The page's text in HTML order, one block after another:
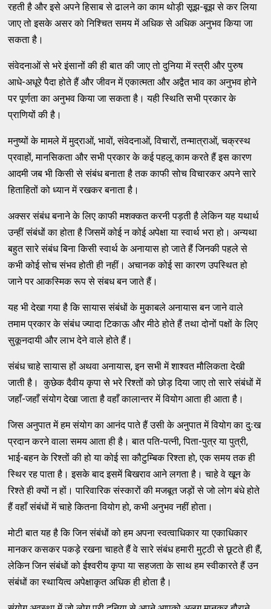
रहती है और इसे अपने हिसाब से ढालने का काम थोड़ी सूझ-बूझ से कर लिया
जाए तो इसके असर को निश्चित समय में अधिक से अधिक अनुभव किया जा
सकता है।
संवेदनाओं से भरे इंसानों की ही बात की जाए तो दुनिया में स्त्री और पुरुष
आधे-अधूरे पैदा होते हैं और जीवन में एकात्मता और अद्वैत भाव का अनुभव होने
पर पूर्णता का अनुभव किया जा सकता है। यही स्थिति सभी प्रकार के
प्राणियों की है।
मनुष्यों के मामले में मुद्राओं, भावों, संवेदनाओं, विचारों, तन्मात्राओं, चक्रस्थ
प्रवाहों, मानसिकता और सभी प्रकार के कई पहलू काम करते हैं इस कारण
आदमी जब भी किसी से संबंध बनाता है तक काफी सोच विचारकर अपने सारे
हिताहितों को ध्यान में रखकर बनाता है।
अक्सर संबंध बनाने के लिए काफी मशक्कत करनी पड़ती है लेकिन यह यथार्थ
उन्हीं संबंधों का होता है जिसमें कोई न कोई अपेक्षा या स्वार्थ भरा हो। अन्यथा
बहुत सारे संबंध बिना किसी स्वार्थ के अनायास हो जाते हैं जिनकी पहले से
कभी कोई सोच संभव होती ही नहीं। अचानक कोई सा कारण उपस्थित हो
जाने पर आकस्मिक रूप से संबध बन जाते हैं।
यह भी देखा गया है कि सायास संबंधों के मुकाबले अनायास बन जाने वाले
तमाम प्रकार के संबंध ज्यादा टिकाऊ और मीठे होते हैं तथा दोनों पक्षों के लिए
सुकूनदायी और लाभ देने वाले होते हैं।
संबंध चाहे सायास हों अथवा अनायास, इन सभी में शाश्वत मौलिकता देखी
जाती है। कुछेक दैवीय कृपा से भरे रिश्तों को छोड़ दिया जाए तो सारे संबंधों में
जहाँ-जहाँ संयोग देखा जाता है वहाँ कालान्तर में वियोग आता ही आता है।
जिस अनुपात में हम संयोग का आनंद पाते हैं उसी के अनुपात में वियोग का दुःख
प्रदान करने वाला समय आता ही है। बात पति-पत्नी, पिता-पुत्र या पुत्री,
भाई-बहन के रिश्तों की हो या कोई सा कौटुम्बिक रिश्ता हो, एक समय तक ही
स्थिर रह पाता है। इसके बाद इसमें बिखराव आने लगता है। चाहे वे खून के
रिश्ते ही क्यों न हों। पारिवारिक संस्कारों की मजबूत जड़ों से जो लोग बंधे होते
हैं वहाँ संबंधों में चाहे कितना वियोग हो, कभी अनुभव नहीं होता।
मोटी बात यह है कि जिन संबंधों को हम अपना स्वत्वाधिकार या एकाधिकार
मानकर कसकर पकड़े रखना चाहते हैं वे सारे संबंध हमारी मुट्ठी से छूटते ही हैं,
लेकिन जिन संबंधों को ईश्वरीय कृपा या सहजता के साथ हम स्वीकारते हैं उन
संबंधों का स्थायित्व अपेक्षाकृत अधिक ही होता है।